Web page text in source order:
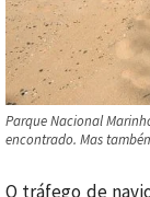
Parque Nacional
encontrado. Mas
O tráfego de